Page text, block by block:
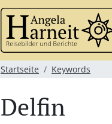
Startseite Keywords
Delfin